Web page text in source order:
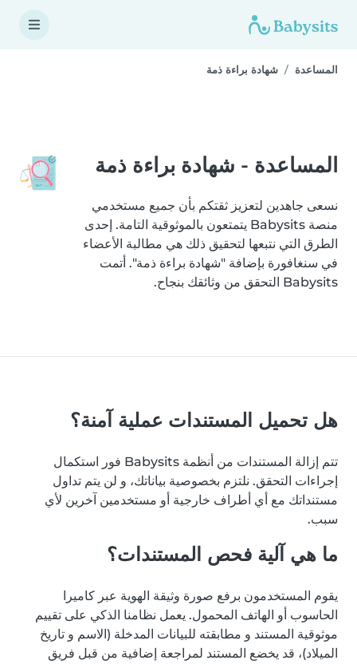
المساعدة شهادة براءة ذمة
المساعدة - شهادة براءة ذمة
نسعى جاهدين لتعزيز ثقتكم بأن جميع مستخدمي
منصة Babysits يتمتعون بالموثوقية التامة. إحدى
الطرق التي نتبعها لتحقيق ذلك هي مطالبة الأعضاء
في سنغافورة بإضافة "شهادة براءة ذمة". أتمت
Babysits التحقق من وثائقك بنجاح.
هل تحميل المستندات عملية آمنة؟
تتم إزالة المستندات من أنظمة Babysits فور استكمال
إجراءات التحقق. نلتزم بخصوصية بياناتك، و لن يتم تداول
مستنداتك مع أي أطراف خارجية أو مستخدمين آخرين لأي
سبب.
ما هي آلية فحص المستندات؟
يقوم المستخدمون برفع صورة وثيقة الهوية عبر كاميرا
الحاسوب أو الهاتف المحمول. يعمل نظامنا الذكي على تقييم
موثوقية المستند و مطابقته للبيانات المدخلة (الاسم و تاريخ
الميلاد)، قد يخضع المستند لمراجعة إضافية من قبل فريق